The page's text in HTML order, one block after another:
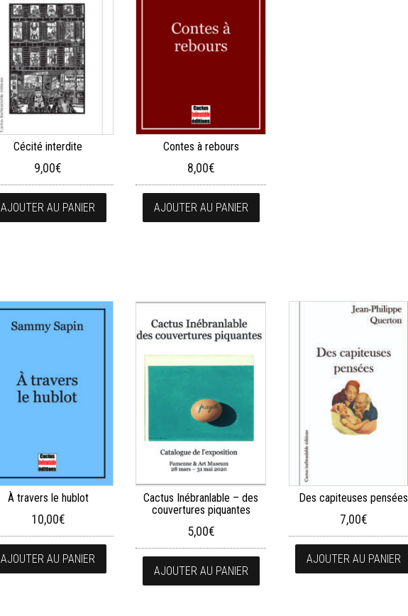
Cécité interdite
9,00€
AJOUTER AU PANIER
Contes à rebours
8,00€
AJOUTER AU PANIER
À travers le hublot
10,00€
AJOUTER AU PANIER
Cactus Inébranlable – des
couvertures piquantes
5,00€
AJOUTER AU PANIER
Des capiteuses pensées
7,00€
AJOUTER AU PANIER